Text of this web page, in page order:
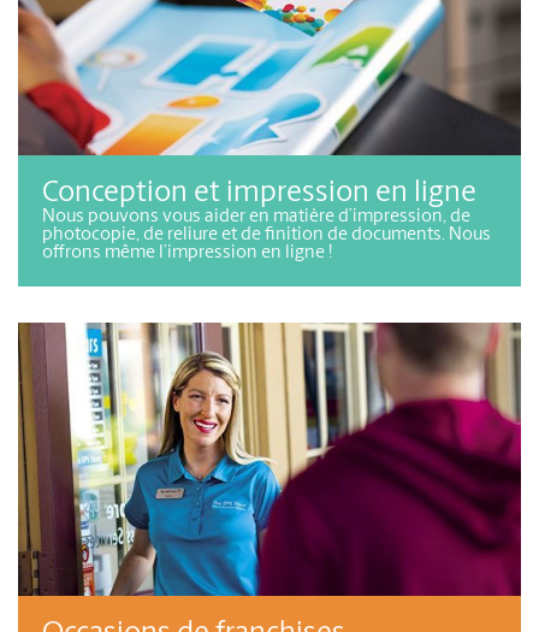
Conception et impression en ligne
Nous pouvons vous aider en matière d’impression, de
photocopie, de reliure et de finition de documents. Nous
offrons même l’impression en ligne !